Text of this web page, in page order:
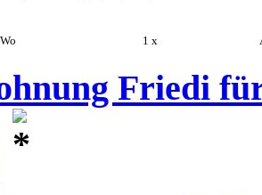
1 x
Friedi